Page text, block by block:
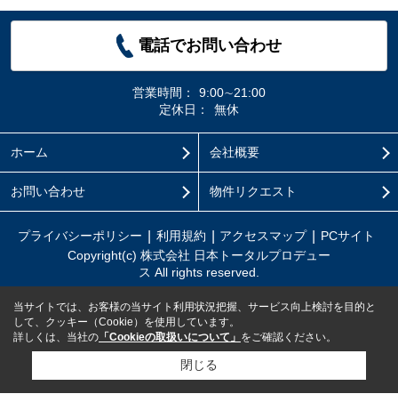
電話でお問い合わせ
営業時間：
9:00∼21:00
定休日：
無休
ホーム 会社概要
お問い合わせ 物件リクエスト
プライバシーポリシー 利用規約 アクセスマップ
PCサイト
Copyright(c) 株式会社 日本トータルプロデュー
ス All rights reserved.
当サイトでは、お客様の当サイト利用状況把握、サービス向上検討を目的と
して、クッキー（Cookie）を使用しています。
詳しくは、当社の 「Cookieの取扱いについて」 をご確認ください。
閉じる